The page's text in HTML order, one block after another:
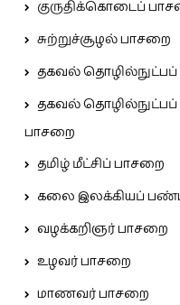
குருதிக்கொடைப்
சுற்றுச்சூழல் பாசறை
தகவல் தொழில்நுட்பப்
தகவல்
பாசறை
தமிழ் மீட்சிப் பாசறை
கலை இலக்கியப்
வழக்கறிஞர் பாசறை
உழவர் பாசறை
மாணவர் பாசறை